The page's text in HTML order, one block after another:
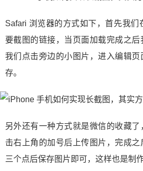
Safari 浏览器的方式如下，首先我们
要截图的链接，当页面加载完成之
我们点击旁边的小图片，进入编辑
存。
另外还有一种方式就是微信的收藏
击右上角的加号后上传图片，完成
三个点后保存图片即可，这样也是制